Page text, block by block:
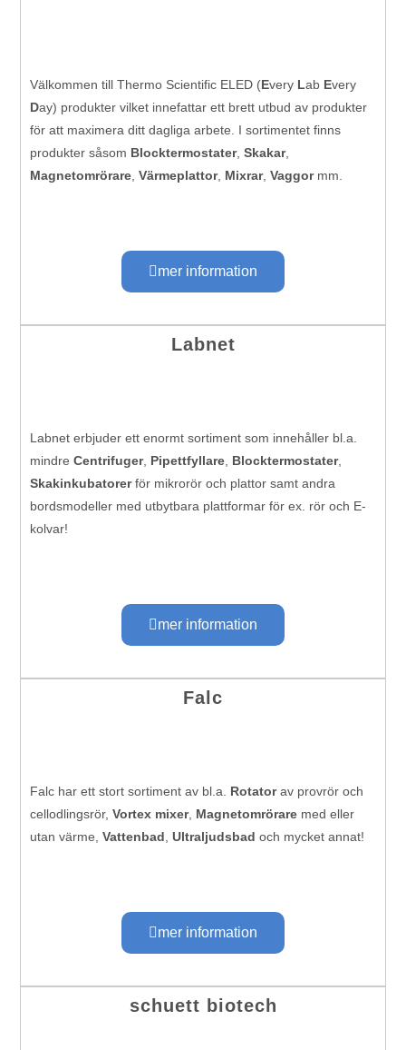
Välkommen till Thermo Scientific ELED (Every Lab Every
Day) produkter vilket innefattar ett brett utbud av produkter
för att maximera ditt dagliga arbete. I sortimentet finns
produkter såsom Blocktermostater,Skakar,
Magnetomrörare ,Värmeplattor, Mixrar,Vaggormm.
mer information
Labnet
Labnet erbjuder ett enormt sortiment som innehåller bl.a.
mindreCentrifuger, Pipettfyllare Blocktermostater,
Skakinkubatorerför mikrorör och plattor samt andra
bordsmodeller med utbytbara plattformar för ex. rör och E-
kolvar!
mer information
Falc
Falc har ett stort sortiment av bl.a. Rotatorav provrör och
cellodlingsrör,Vortex mixer, Magnetomrörare med eller
utan värme,Vattenbad ,Ultraljudsbad och mycket annat!
mer information
schuett biotech